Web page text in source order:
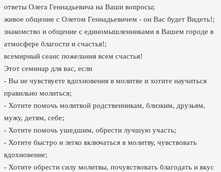
ответы Олега Геннадьевича на Ваши вопросы;
живое общение с Олегом Геннадьевичем - он Вас будет Видеть!;
знакомство и общение с единомышленниками в Вашем городе в
атмосфере благости и счастья!;
всемирный сеанс пожелания всем счастья!
Этот семинар для вас, если
- Вы не чувствуете вдохновения в молитве и хотите научиться
правильно молиться;
- Хотите помочь молитвой родственникам, близким, друзьям,
мужу, детям, себе;
- Хотите помочь ушедшим, обрести лучшую участь;
- Хотите быстро и легко включаться в молитву, чувствовать
вдохновение;
- Хотите обрести силу молитвы, почувствовать благодать и вкус